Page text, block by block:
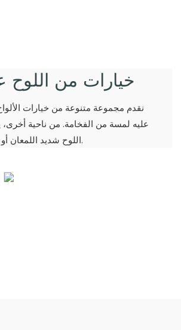
خيارات من اللوح
نقدم مجموعة متنوعة من خيارات
عليه لمسة من الفخامة. من ناحية
اللوح شديد اللمعان أو سحر اللوح الخالي من الطلاء، فإن خياراتنا تلبي احتياجات عملائنا المتنوعة.